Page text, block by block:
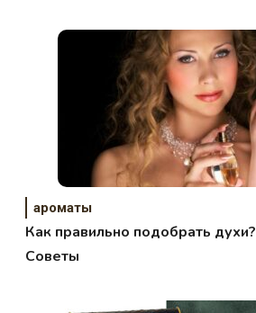
ароматы
Как правильно подобрать духи?
Советы